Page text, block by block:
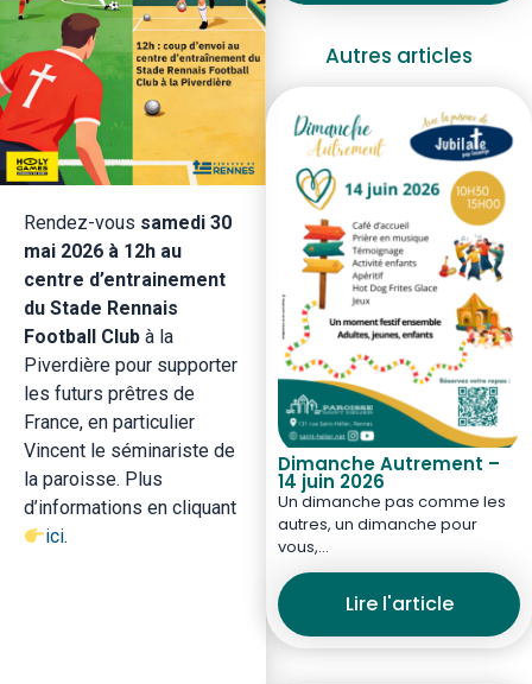
Rendez-vous samedi 30
mai 2026 à 12h au
centre d’entrainement
du Stade Rennais
Football Club à la
Piverdière pour supporter
les futurs prêtres de
France, en particulier
Vincent le séminariste de
la paroisse. Plus
d’informations en cliquant
ici.
Autres articles
Dimanche Autrement –
14 juin 2026
Un dimanche pas comme les
autres, un dimanche pour
vous,…
Lire l'article